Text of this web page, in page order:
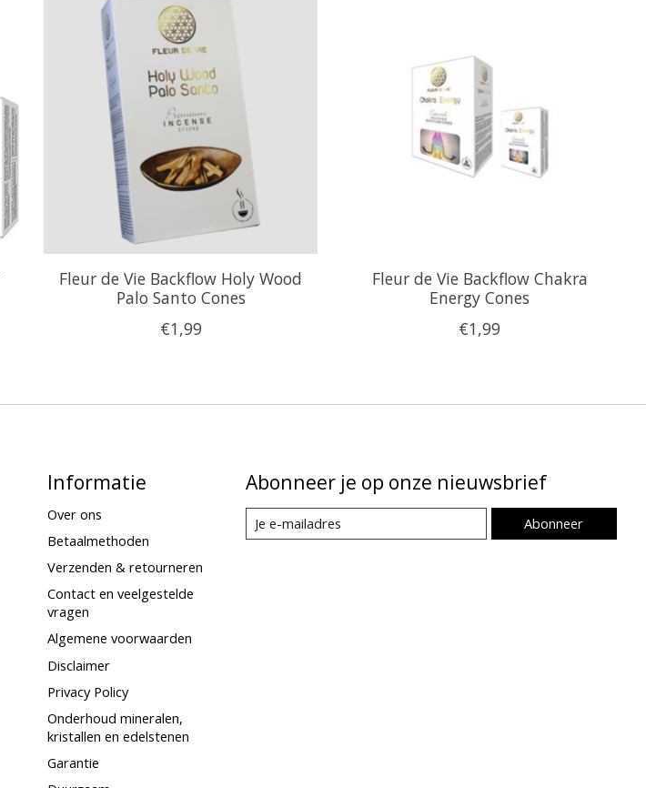
Fleur de Vie Backflow Holy Wood
Palo Santo Cones
€1,99
Fleur de Vie Backflow Chakra
Energy Cones
€1,99
Informatie
Over ons
Betaalmethoden
Verzenden & retourneren
Contact en veelgestelde
vragen
Algemene voorwaarden
Disclaimer
Privacy Policy
Onderhoud mineralen,
kristallen en edelstenen
Garantie
Abonneer je op onze nieuwsbrief
Abonneer